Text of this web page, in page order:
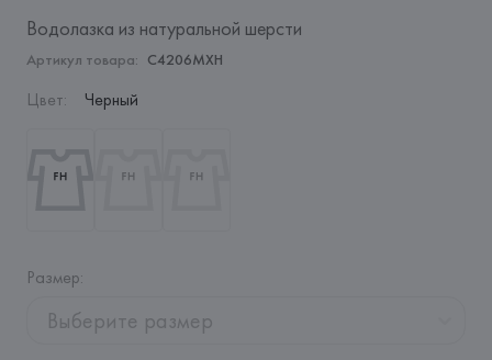
Водолазка из натуральной шерсти
Артикул товара: C4206MXH
Цвет: Черный
Размер:
Выберите размер